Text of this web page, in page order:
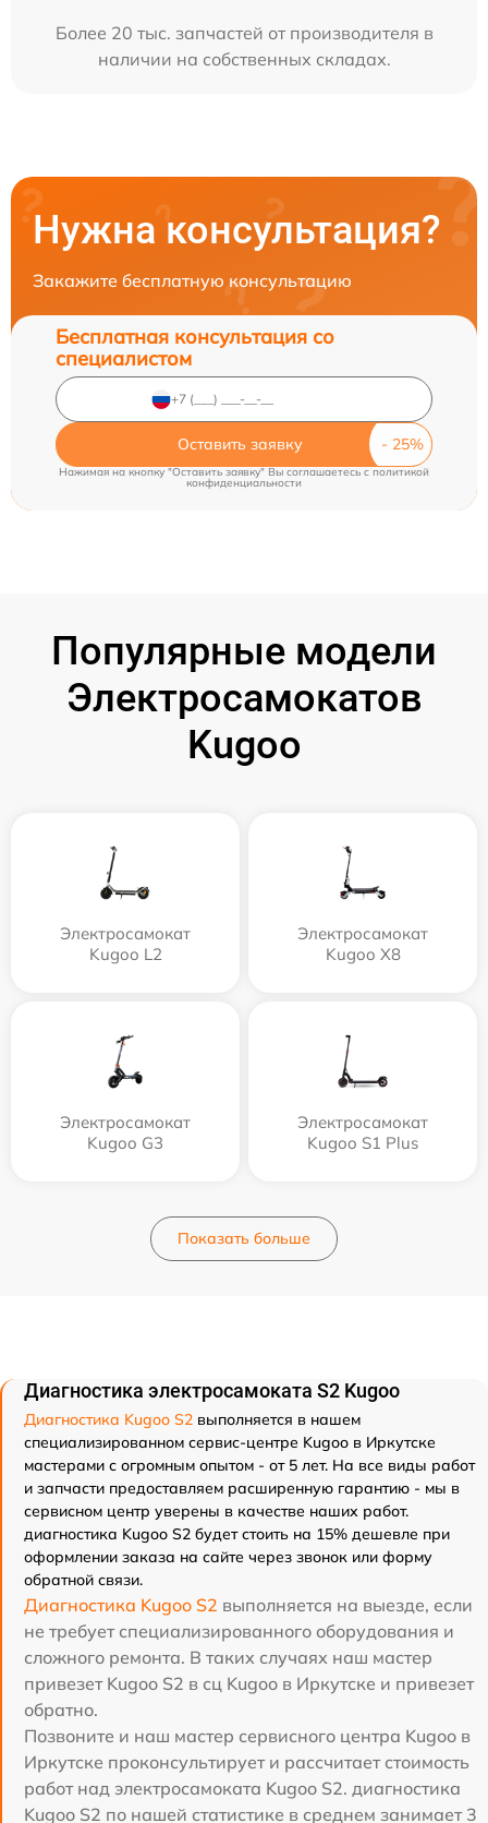
Более 20 тыс. запчастей от производителя в
наличии на собственных складах.
Нужна консультация?
Закажите бесплатную консультацию
Бесплатная консультация со
специалистом
Оставить заявку
Нажимая на кнопку "Оставить заявку" Вы соглашаетесь cполитикой
конфиденциальности
Популярные модели
Электросамокатов
Kugoo
Электросамокат
Kugoo L2
Электросамокат
Kugoo X8
Электросамокат
Kugoo G3
Электросамокат
Kugoo S1 Plus
Показать больше
Диагностика электросамоката S2 Kugoo
Диагностика Kugoo S2 выполняется в нашем
специализированном сервис-центре Kugoo в Иркутске
мастерами с огромным опытом - от 5 лет. На все виды работ
и запчасти предоставляем расширенную гарантию - мы в
сервисном центр уверены в качестве наших работ.
диагностика Kugoo S2 будет стоить на 15% дешевле при
оформлении заказа на сайте через звонок или форму
обратной связи.
Диагностика Kugoo S2 выполняется на выезде, если
не требует специализированного оборудования и
сложного ремонта. В таких случаях наш мастер
привезет Kugoo S2 в сц Kugoo в Иркутске и привезет
обратно.
Позвоните и наш мастер сервисного центра Kugoo в
Иркутске проконсультирует и рассчитает стоимость
работ над электросамоката Kugoo S2. диагностика
Kugoo S2 по нашей статистике в среднем занимает 3